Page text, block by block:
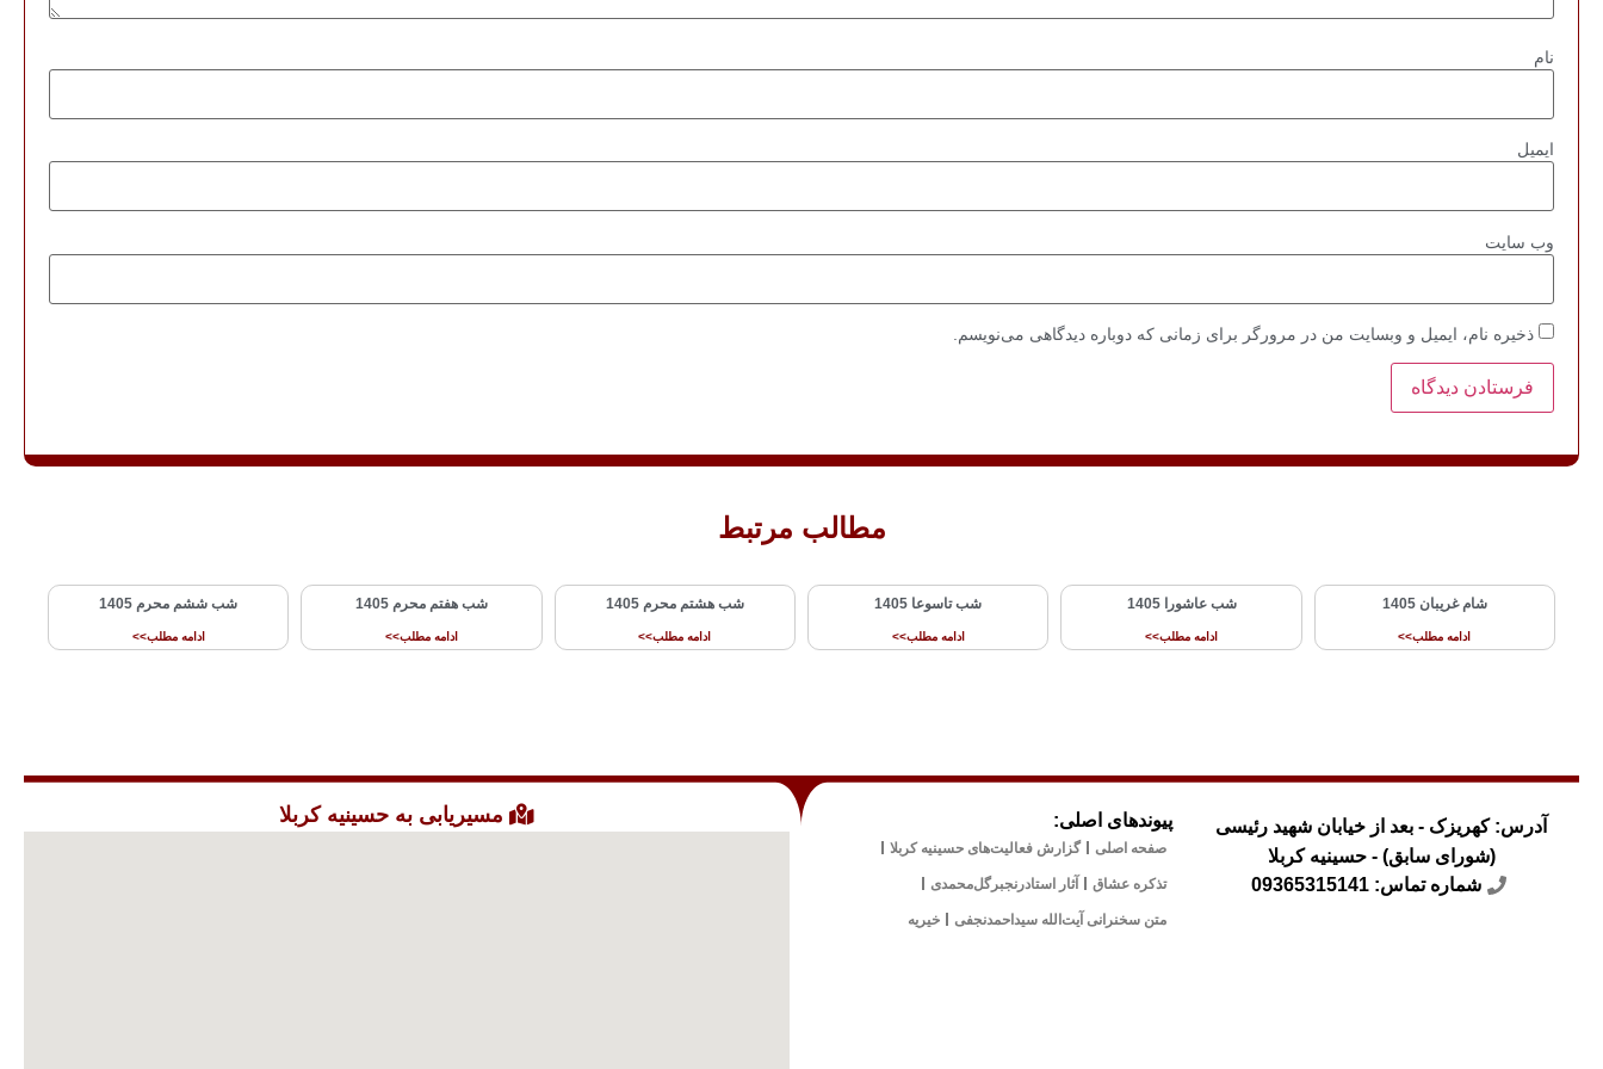
نام
ایمیل
وب‌ سایت
ذخیره نام، ایمیل و وبسایت من در مرورگر برای زمانی که دوباره دیدگاهی می‌نویسم.
مطالب مرتبط
شام غریبان 1405
ادامه مطلب>>
شب عاشورا 1405
ادامه مطلب>>
شب تاسوعا 1405
ادامه مطلب>>
شب هشتم محرم 1405
ادامه مطلب>>
شب هفتم محرم 1405
ادامه مطلب>>
شب ششم محرم 1405
ادامه مطلب>>
آدرس: کهریزک - بعد از خیابان شهید رئیسی
(شورای سابق) - حسینیه کربلا
شماره تماس: 09365315141
پیوندهای اصلی:
صفحه اصلی گزارش فعالیت‌های حسینیه کربلا
تذکره عشاق آثار استادرنجبرگل‌محمدی
متن سخنرانی آیت‌الله سیداحمدنجفی خیریه
مسیریابی به حسینیه کربلا